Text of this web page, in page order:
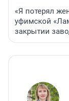
«Я потерял
уфимской
закрытии